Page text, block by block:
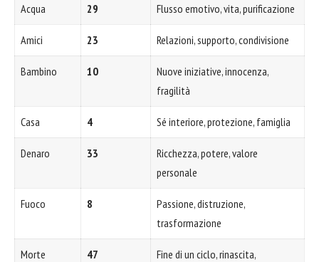
Acqua 29 Flusso emotivo, vita, purificazione
Amici 23 Relazioni, supporto, condivisione
Bambino 10
Nuove iniziative, innocenza,
fragilità
Casa 4 Sé interiore, protezione, famiglia
Denaro 33
Ricchezza, potere, valore
personale
Fuoco 8
Passione, distruzione,
trasformazione
Morte 47
Fine di un ciclo, rinascita,